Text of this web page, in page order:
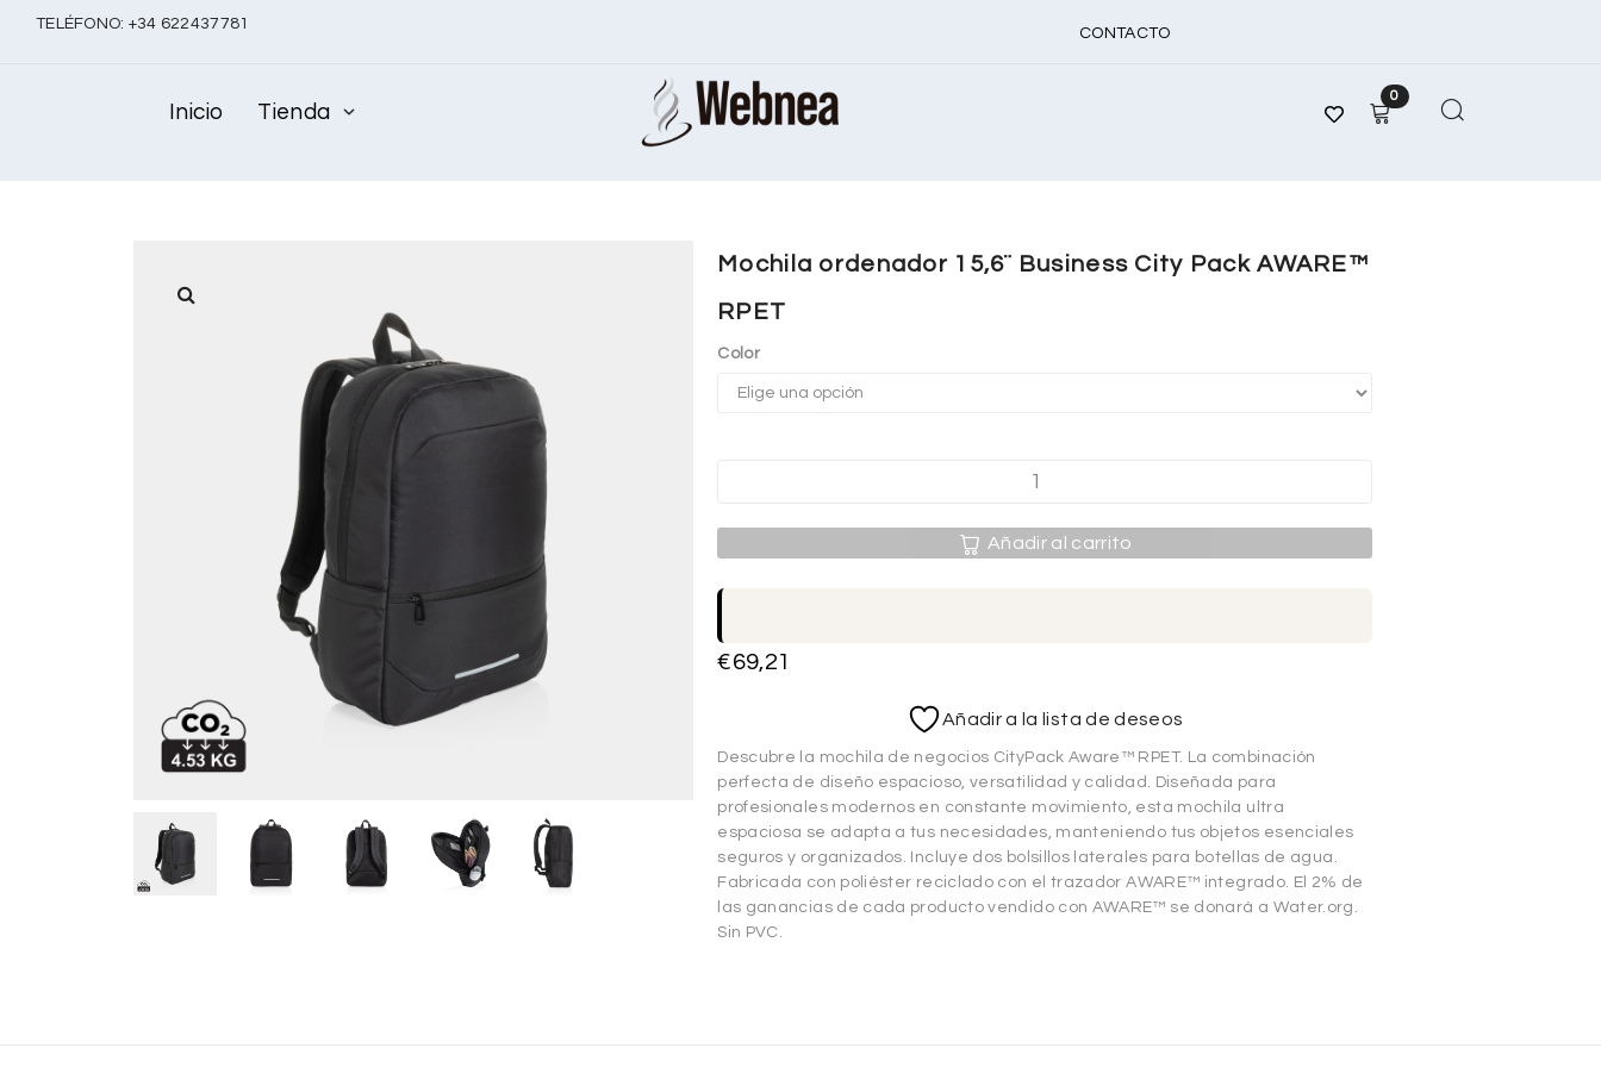
TELÉFONO: +34 622437781
CONTACTO
Inicio Tienda
0
Mochila ordenador 15,6¨ Business City Pack AWARE™
RPET
Color
Añadir al carrito
€69,21
Añadir a la lista de deseos
Descubre la mochila de negocios CityPack Aware™ RPET. La combinación
perfecta de diseño espacioso, versatilidad y calidad. Diseñada para
profesionales modernos en constante movimiento, esta mochila ultra
espaciosa se adapta a tus necesidades, manteniendo tus objetos esenciales
seguros y organizados. Incluye dos bolsillos laterales para botellas de agua.
Fabricada con poliéster reciclado con el trazador AWARE™ integrado. El 2% de
las ganancias de cada producto vendido con AWARE™ se donará a Water.org.
Sin PVC.